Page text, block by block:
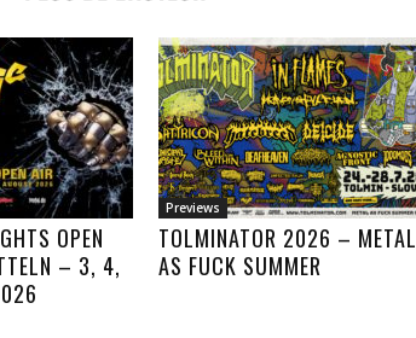
OPEN
– 3, 4,
Previews
TOLMINATOR 2026 – METAL
AS FUCK SUMMER